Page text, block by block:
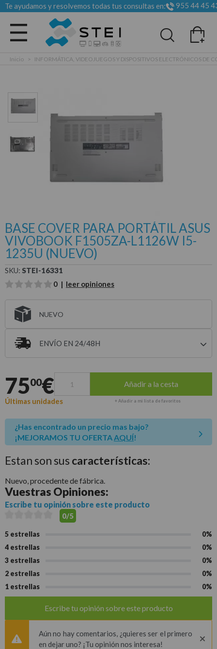
Te ayudamos y resolvemos todas tus consultas en: 955 44 45
Todas las categorias
Inicio > INFORMÁTICA, VIDEOJUEGOS Y DISPOSITIVOS ELECTRÓNICOS DE
BASE COVER PARA PORTÁTIL ASUS
VIVOBOOK F1505ZA-L1126W I5-
1235U (NUEVO)
SKU: STEI-16331
0 | leer opiniones
NUEVO
ENVÍO EN 24/48H
7500€ Añadir a la cesta
Últimas unidades + Añadir a mi lista de favoritos
¿Has encontrado un precio mas bajo?
¡MEJORAMOS TU OFERTA AQUÍ!
Estan son sus características:
Nuevo, procedente de fábrica.
Vuestras Opiniones:
Escribe tu opinión sobre este producto
0/5
5 estrellas
0%
4 estrellas
0%
3 estrellas
0%
2 estrellas
0%
1 estrellas
0%
Escribe tu opinión sobre este producto
Aún no hay comentarios, ¿quieres ser el primero
en dejar uno? ¡Tu opinión nos interesa!